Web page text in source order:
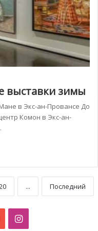
выставки зимы
в Экс-ан-Провансе До
Комон в Экс-ан-
... Последний
Instagram